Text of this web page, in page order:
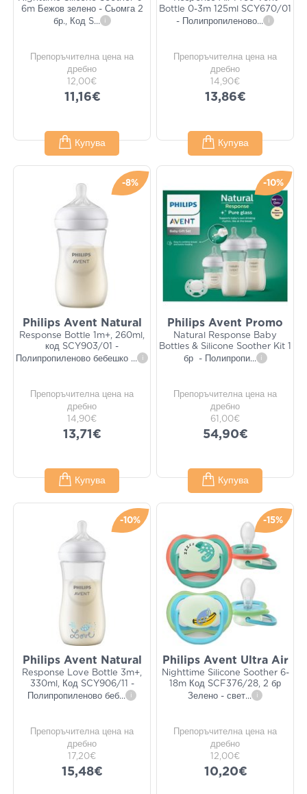
6m Бежов зелено - Сьомга 2
бр., Код S... i
Препоръчителна цена на
дребно
12,00€
11,16€
Купува
Bottle 0-3m 125ml SCY670/01
- Полипропиленово... i
Препоръчителна цена на
дребно
14,90€
13,86€
Купува
-8%
Philips Avent Natural
Response Bottle 1m+, 260ml,
код SCY903/01 -
Полипропиленово бебешко ... i
Препоръчителна цена на
дребно
14,90€
13,71€
Купува
-10%
Philips Avent Promo
Natural Response Baby
Bottles & Silicone Soother Kit 1
бр - Полипропи... i
Препоръчителна цена на
дребно
61,00€
54,90€
Купува
-10%
Philips Avent Natural
Response Love Bottle 3m+,
330ml, Код SCY906/11 -
Полипропиленово беб... i
Препоръчителна цена на
дребно
17,20€
15,48€
-15%
Philips Avent Ultra Air
Nighttime Silicone Soother 6-
18m Код SCF376/28, 2 бр
Зелено - свет... i
Препоръчителна цена на
дребно
12,00€
10,20€